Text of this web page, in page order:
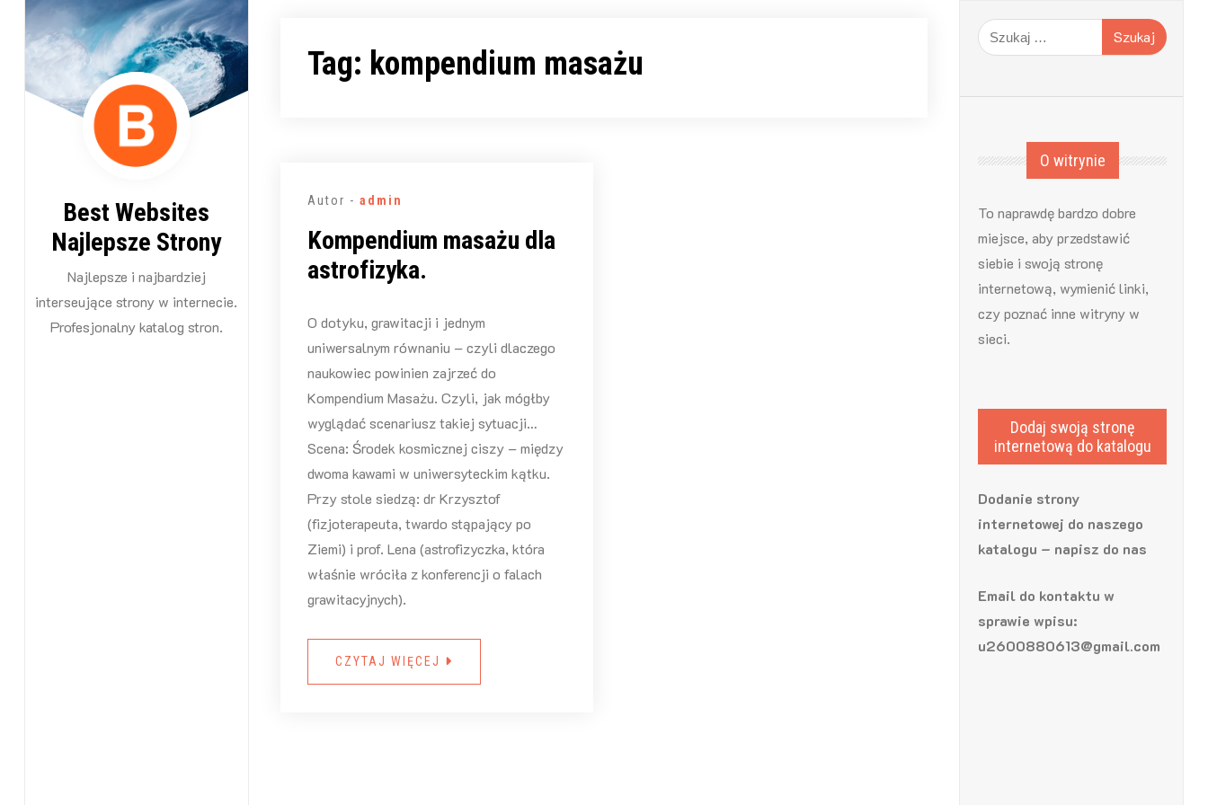
Przejdź
Best Websites
Najlepsze Strony
Najlepsze i najbardziej
interseujące strony w internecie.
Profesjonalny katalog stron.
Tag: kompendium masażu
Autor - admin
Kompendium masażu dla
astrofizyka.
O dotyku, grawitacji i jednym
uniwersalnym równaniu – czyli dlaczego
naukowiec powinien zajrzeć do
Kompendium Masażu. Czyli, jak mógłby
wyglądać scenariusz takiej sytuacji…
Scena: Środek kosmicznej ciszy – między
dwoma kawami w uniwersyteckim kątku.
Przy stole siedzą: dr Krzysztof
(fizjoterapeuta, twardo stąpający po
Ziemi) i prof. Lena (astrofizyczka, która
właśnie wróciła z konferencji o falach
grawitacyjnych).
CZYTAJ WIĘCEJ
Szukaj:
O witrynie
To naprawdę bardzo dobre
miejsce, aby przedstawić
siebie i swoją stronę
internetową, wymienić linki,
czy poznać inne witryny w
sieci.
Dodaj swoją stronę
internetową do katalogu
Dodanie strony
internetowej do naszego
katalogu – napisz do nas
Email do kontaktu w
sprawie wpisu:
u2600880613@gmail.com